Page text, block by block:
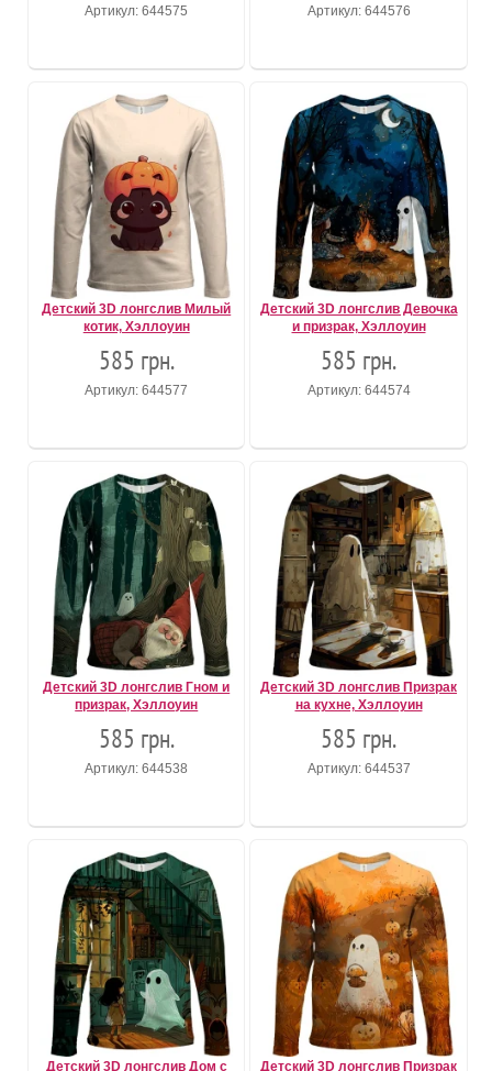
Артикул: 644575 Артикул: 644576
Детский 3D лонгслив Милый
котик, Хэллоуин
585 грн.
Артикул: 644577
Детский 3D лонгслив Девочка
и призрак, Хэллоуин
585 грн.
Артикул: 644574
Детский 3D лонгслив Гном и
призрак, Хэллоуин
585 грн.
Артикул: 644538
Детский 3D лонгслив Призрак
на кухне, Хэллоуин
585 грн.
Артикул: 644537
Детский 3D лонгслив Дом с Детский 3D лонгслив Призрак